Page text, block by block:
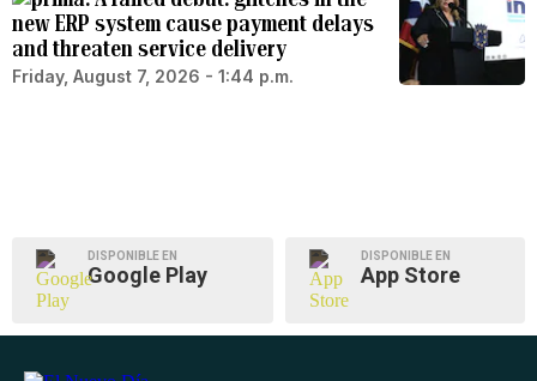
new ERP system cause payment delays
and threaten service delivery
Friday, August 7, 2026 - 1:44 p.m.
DISPONIBLE EN
Google Play
DISPONIBLE EN
App Store